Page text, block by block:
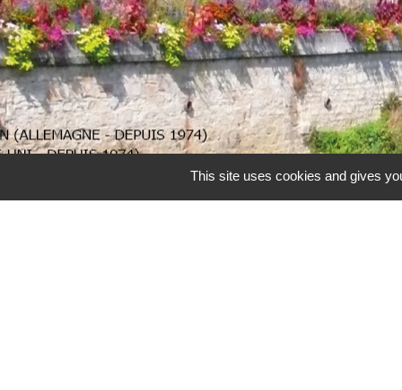
.
This site uses cookies and gives